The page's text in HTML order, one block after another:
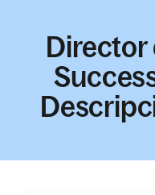
Director